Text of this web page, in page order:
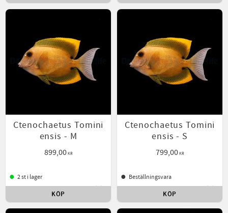
Ctenochaetus Tomini
ensis - M
899,00KR
2 st i lager
KÖP
Ctenochaetus Tomini
ensis - S
799,00KR
Beställningsvara
KÖP